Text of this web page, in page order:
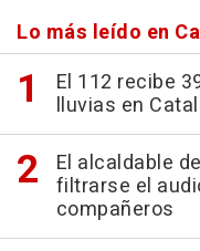
Lo más leído en
El 112 recibe
lluvias en
El alcaldable
filtrarse el
compañeros